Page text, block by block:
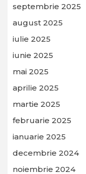
septembrie 2025
august 2025
iulie 2025
iunie 2025
mai 2025
aprilie 2025
martie 2025
februarie 2025
ianuarie 2025
decembrie 2024
noiembrie 2024